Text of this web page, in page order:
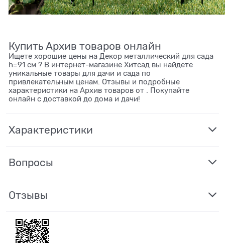
Купить Архив товаров онлайн
Ищете хорошие цены на Декор металлический для сада
h=91 см ? В интернет-магазине Хитсад вы найдете
уникальные товары для дачи и сада по
привлекательным ценам. Отзывы и подробные
характеристики на Архив товаров от . Покупайте
онлайн с доставкой до дома и дачи!
Характеристики
Вопросы
Отзывы